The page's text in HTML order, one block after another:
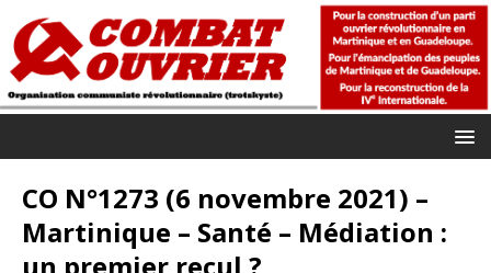
CO N°1273 (6 novembre 2021) –
Martinique – Santé – Médiation :
un premier recul ?